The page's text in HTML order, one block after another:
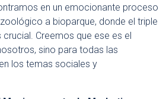
en un emocionante proceso
a bioparque, donde el triple
Creemos que ese es el
sino para todas las
los temas sociales y